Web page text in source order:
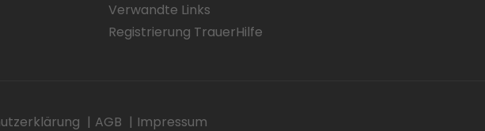
Verwandte Links
Registrierung TrauerHilfe
AGB Impressum